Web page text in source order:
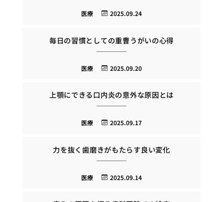
2025.09.24
医療
毎日の習慣としての重曹うがいの心得
2025.09.20
医療
上顎にできる口内炎の意外な原因とは
2025.09.17
医療
力を抜く歯磨きがもたらす良い変化
2025.09.14
医療